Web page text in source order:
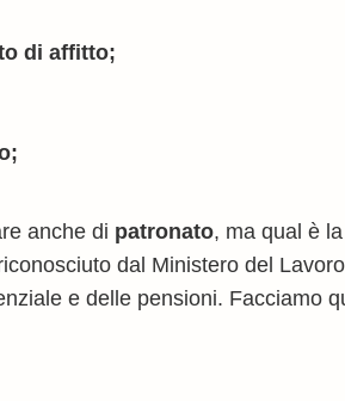
di affitto;
anche di patronato, ma qual è
dal Ministero del
e delle pensioni. Facciamo